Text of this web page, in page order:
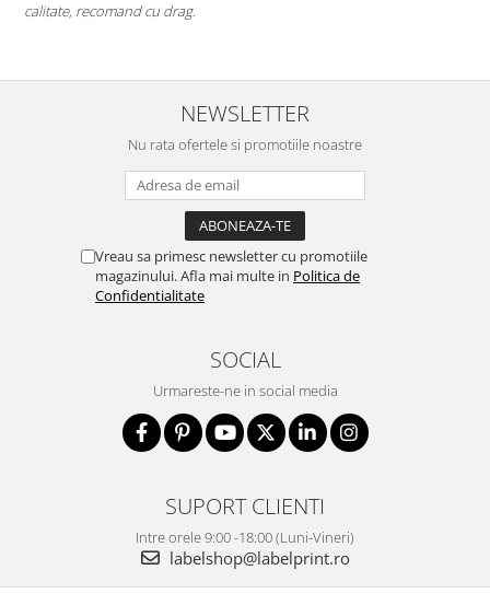
Mi-as dori sa existe mai multe companii de acest gen
NEWSLETTER
Nu rata ofertele si promotiile noastre
Vreau sa primesc newsletter cu promotiile
magazinului. Afla mai multe in Politica de
Confidentialitate
SOCIAL
Urmareste-ne in social media
SUPORT CLIENTI
Intre orele 9:00 -18:00 (Luni-Vineri)
labelshop@labelprint.ro